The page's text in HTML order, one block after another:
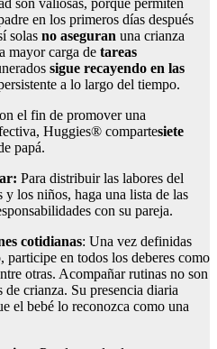
son valiosas, porque permiten
en los primeros días después
solas no aseguran una crianza
mayor carga de tareas
sigue recayendo en las
a lo largo del tiempo.
el fin de promover una
Huggies® compartesiete
papá.
Para distribuir las labores del
los niños, haga una lista de las
con su pareja.
cotidianas: Una vez definidas
participe en todos los deberes como
otras. Acompañar rutinas no son
de crianza. Su presencia diaria
el bebé lo reconozca como una